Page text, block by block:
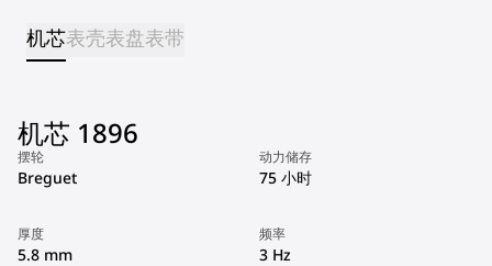
机芯表壳表盘表带
机芯 1896
摆轮
Breguet
动力储存
75 小时
厚度
5.8 mm
频率
3 Hz